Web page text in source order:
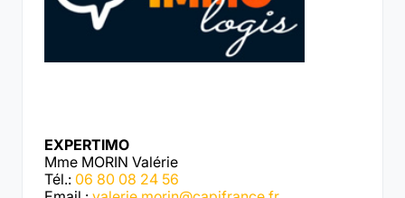
EXPERTIMO
Mme MORIN Valérie
Tél.: 06 80 08 24 56